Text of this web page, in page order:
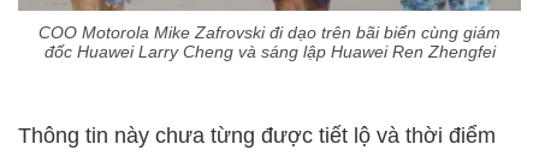
COO Motorola Mike Zafrovski đi dạo trên bãi biển cùng giám
đốc Huawei Larry Cheng và sáng lập Huawei Ren Zhengfei
Thông tin này chưa từng được tiết lộ và thời điểm